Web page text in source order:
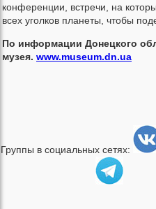
конференции, встречи, на
всех уголков планеты, чтобы
По информации Донецкого
музея. www.museum.dn.ua
Группы в социальных сетях: